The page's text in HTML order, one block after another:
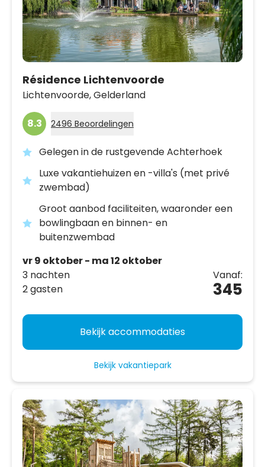
Résidence Lichtenvoorde
Lichtenvoorde,Gelderland
8.3 2496 Beoordelingen
Gelegen in de rustgevende Achterhoek
Luxe vakantiehuizen en -villa's (met privé
zwembad)
Groot aanbod faciliteiten, waaronder een
bowlingbaan en binnen- en
buitenzwembad
vr 9 oktober - ma 12 oktober
3 nachten
2 gasten
Vanaf:
345
Bekijk accommodaties
Bekijk vakantiepark